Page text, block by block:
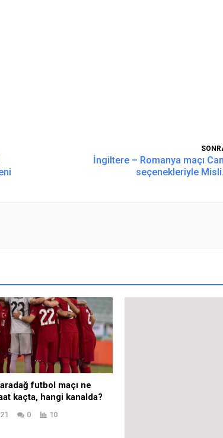
İngiltere – Romanya maçı
seçenekleriyle
futbol maçı ne
kaçta, hangi kanalda?
0 10